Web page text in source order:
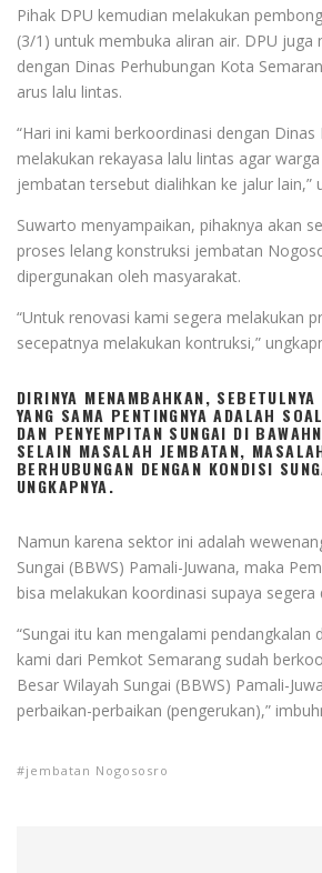
Pihak DPU kemudian melakukan
(3/1) untuk membuka aliran air. DPU juga
dengan Dinas Perhubungan Kota
arus lalu lintas.
“Hari ini kami berkoordinasi dengan
melakukan rekayasa lalu lintas agar
jembatan tersebut dialihkan ke jalur lain,”
Suwarto menyampaikan, pihaknya akan
proses lelang konstruksi jembatan
dipergunakan oleh masyarakat.
“Untuk renovasi kami segera melakukan
secepatnya melakukan kontruksi,”
DIRINYA MENAMBAHKAN,
YANG SAMA PENTINGNYA ADALAH
DAN PENYEMPITAN SUNGAI DI
SELAIN MASALAH JEMBATAN,
BERHUBUNGAN DENGAN KONDISI
UNGKAPNYA.
Namun karena sektor ini adalah
Sungai (BBWS) Pamali-Juwana, maka
bisa melakukan koordinasi supaya segera
“Sungai itu kan mengalami pendangkalan
kami dari Pemkot Semarang sudah
Besar Wilayah Sungai (BBWS) Pamali-
perbaikan-perbaikan (pengerukan),”
jembatan Nogososro